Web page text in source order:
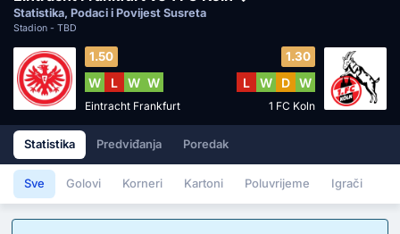
Statistika, Podaci i Povijest Susreta
Stadion - TBD
1.50
W L W W
Eintracht Frankfurt
1.30
L W D W
1 FC Koln
Statistika Predviđanja Poredak
Sve Golovi Korneri Kartoni Poluvrijeme Igrači